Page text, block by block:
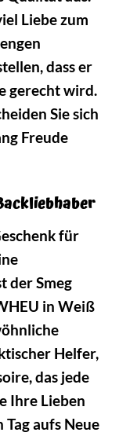
Liebe zum
dass er
gerecht wird.
Sie sich
Freude
für
der Smeg
in Weiß
Helfer,
das jede
Ihre Lieben
Tag aufs Neue